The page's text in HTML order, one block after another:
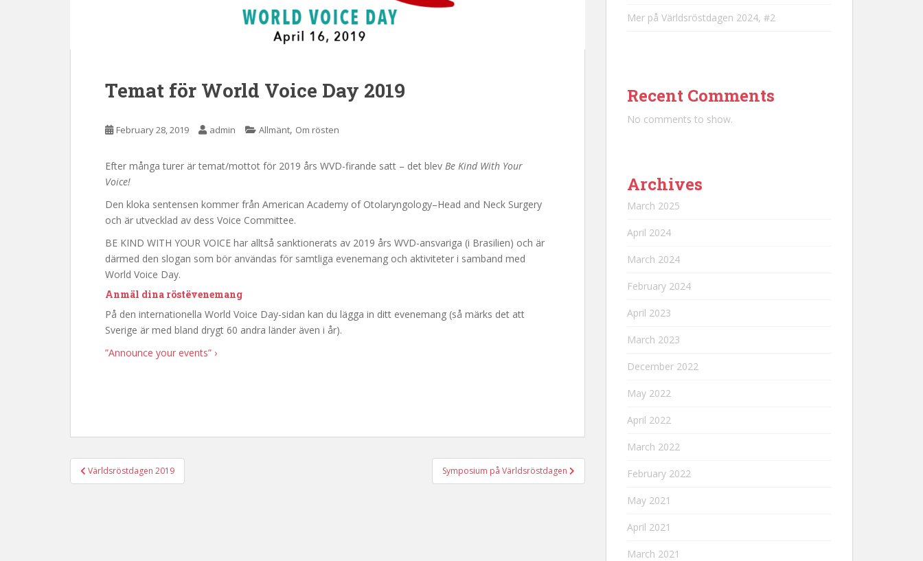
Temat för World Voice Day 2019
February 28, 2019 admin Allmänt, Om rösten
Efter många turer är temat/mottot för 2019 års WVD-firande satt – det blev Be Kind With Your
Voice!
Den kloka sentensen kommer från American Academy of Otolaryngology–Head and Neck Surgery
och är utvecklad av dess Voice Committee.
BE KIND WITH YOUR VOICE har alltså sanktionerats av 2019 års WVD-ansvariga (i Brasilien) och är
därmed den slogan som bör användas för samtliga evenemang och aktiviteter i samband med
World Voice Day.
Anmäl dina röstëvenemang
På den internationella World Voice Day-sidan kan du lägga in ditt evenemang (så märks det att
Sverige är med bland drygt 60 andra länder även i år).
”Announce your events” ›
Post
navigation
Världsröstdagen 2019 Symposium på Världsröstdagen
Mer på Världsröstdagen 2024, #2
Recent Comments
No comments to show.
Archives
March 2025
April 2024
March 2024
February 2024
April 2023
March 2023
December 2022
May 2022
April 2022
March 2022
February 2022
May 2021
April 2021
March 2021